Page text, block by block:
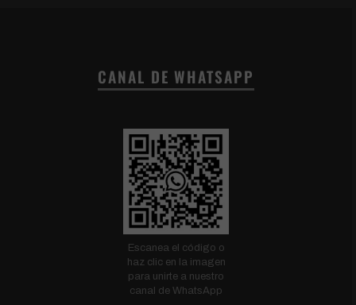
CANAL DE WHATSAPP
Escanea el código o
haz clic en la imagen
para unirte a nuestro
canal de WhatsApp